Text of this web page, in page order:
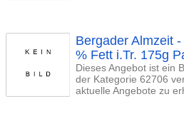
Bergader Almzeit
% Fett i.Tr. 175g
Dieses Angebot ist ein
der Kategorie 62706
aktuelle Angebote zu